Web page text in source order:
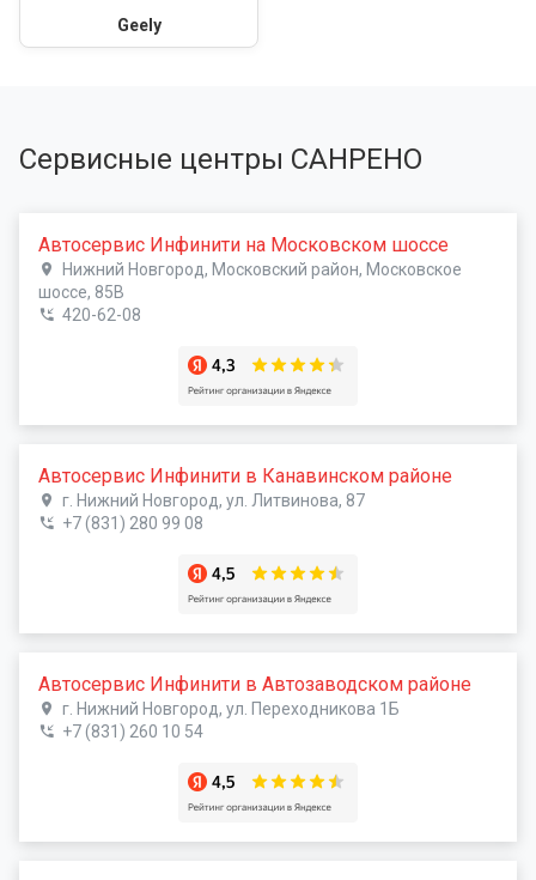
Geely
Сервисные центры САНРЕНО
Автосервис Инфинити на Московском шоссе
Нижний Новгород, Московский район, Московское
шоссе, 85В
420-62-08
Автосервис Инфинити в Канавинском районе
г. Нижний Новгород, ул. Литвинова, 87
+7 (831) 280 99 08
Автосервис Инфинити в Автозаводском районе
г. Нижний Новгород, ул. Переходникова 1Б
+7 (831) 260 10 54